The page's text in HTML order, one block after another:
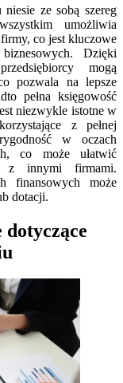
ze sobą szereg
umożliwia
co jest kluczowe
Dzięki
mogą
pozwala na lepsze
pełna księgowość
niezwykle istotne w
z pełnej
w oczach
co może ułatwić
z innymi firmami.
finansowych może
dotacji.
dotyczące